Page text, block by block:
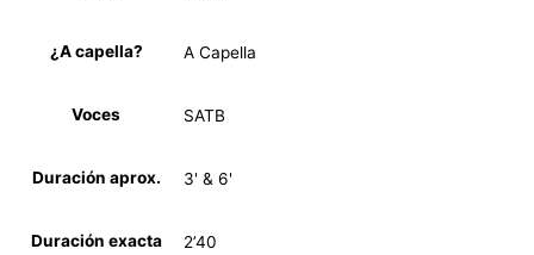
¿A capella? A Capella
Voces SATB
Duración aprox. 3' & 6'
Duración exacta 2’40